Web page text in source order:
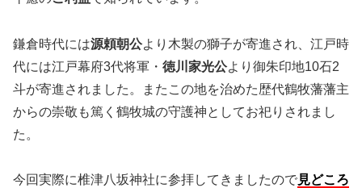
鎌倉時代には源頼朝公より木製の獅子が寄進され、江戸時
代には江戸幕府3代将軍・ 徳川家光公より御朱印地10石2
斗が寄進されました。またこの地を治めた歴代鶴牧藩藩主
からの崇敬も篤く鶴牧城の守護神としてお祀りされまし
た。
今回実際に椎津八坂神社に参拝してきましたので見どころ